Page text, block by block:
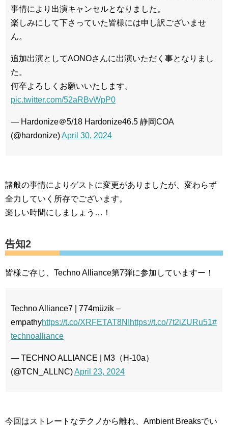
事情により出演キャンセルとなりました。
楽しみにして下さっていた皆様には申し訳ございませ
ん。
追加出演としてAONOさんに出演いただく事となりまし
た。
何卒よろしくお願いいたします。
pic.twitter.com/52aRBvWpP0
— Hardonize＠5/18 Hardonize46.5 静岡COA
(@hardonize)April 30, 2024
諸般の事情によりゲストに変更がありましたが、変わらず
全力していく所存でございます。
楽しい時間にしましょう…！
告知2
皆様ご存じ、Techno Alliance第7弾に参加していますー！
Techno Alliance7 | 774m​ü​zik –
empathyhttps://t.co/XRFETAT8NI https://t.co/7t2iZURu51#
technoalliance
— TECHNO ALLIANCE | M3（H-10a）
(@TCN_ALLNC)April 23, 2024
今回はストレートなテクノから離れ、Ambient Breaksでい